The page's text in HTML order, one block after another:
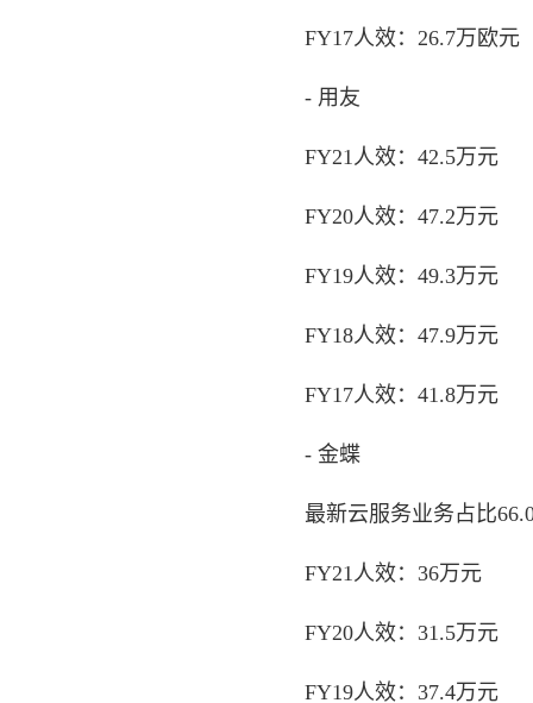
FY17人效：26.7万欧元
- 用友
FY21人效：42.5万元
FY20人效：47.2万元
FY19人效：49.3万元
FY18人效：47.9万元
FY17人效：41.8万元
- 金蝶
最新云服务业务占比
FY21人效：36万元
FY20人效：31.5万元
FY19人效：37.4万元